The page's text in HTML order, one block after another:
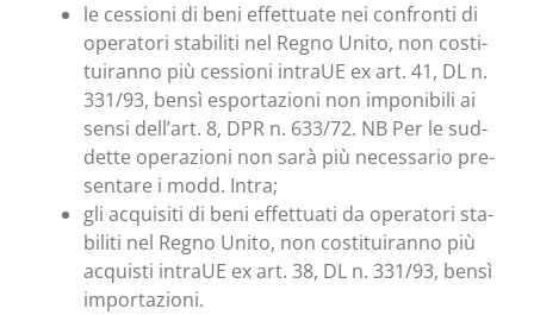
le ces­sio­ni di beni effet­tua­te nei con­fron­ti di
ope­ra­to­ri sta­bi­li­ti nel Regno Uni­to, non costi­
tui­ran­no più ces­sio­ni intraUE ex art. 41, DL n.
331/93, ben­sì espor­ta­zio­ni non impo­ni­bi­li ai
sen­si dell’art. 8, DPR n. 633/72. NB Per le sud­
det­te ope­ra­zio­ni non sarà più neces­sa­rio pre­
sen­ta­re i modd. Intra;
gli acqui­si­ti di beni effet­tua­ti da ope­ra­to­ri sta­
bi­li­ti nel Regno Uni­to, non costi­tui­ran­no più
acqui­sti intraUE ex art. 38, DL n. 331/93, ben­sì
importazioni.